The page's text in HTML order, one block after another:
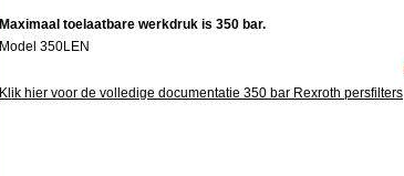
Maximaal toelaatbare werkdruk is 350 bar.
Model 350LEN
Klik hier voor de volledige documentatie 350 bar Rexroth persfilters